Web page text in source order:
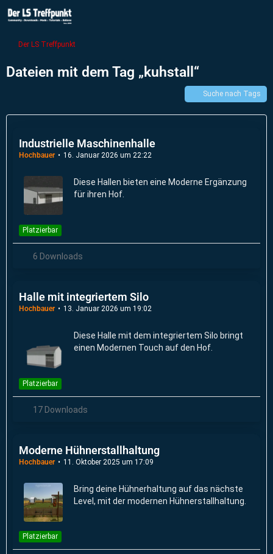
Der LS Treffpunkt
Dateien mit dem Tag „kuhstall“
Suche nach Tags
Industrielle Maschinenhalle
Hochbauer 16. Januar 2026 um 22:22
Diese Hallen bieten eine Moderne Ergänzung
für ihren Hof.
Platzierbar
6 Downloads
Halle mit integriertem Silo
Hochbauer 13. Januar 2026 um 19:02
Diese Halle mit dem integriertem Silo bringt
einen Modernen Touch auf den Hof.
Platzierbar
17 Downloads
Moderne Hühnerstallhaltung
Hochbauer 11. Oktober 2025 um 17:09
Bring deine Hühnerhaltung auf das nächste
Level, mit der modernen Hühnerstallhaltung.
Platzierbar